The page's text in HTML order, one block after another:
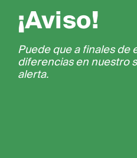
¡Aviso!
Puede que a finales de
diferencias en nuestro
alerta.